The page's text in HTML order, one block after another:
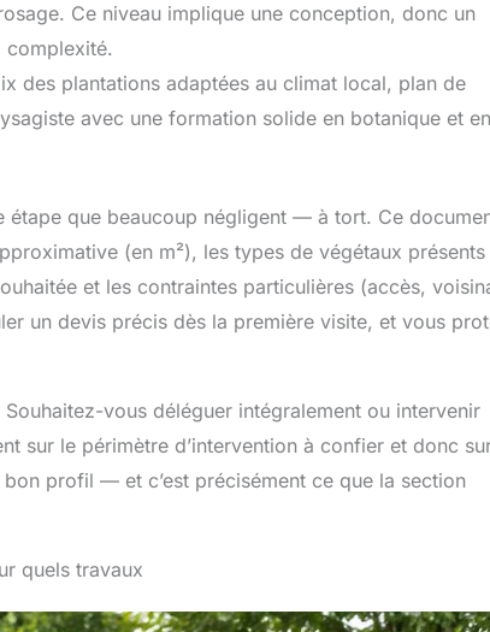
Ce niveau implique une conception, donc un
complexité.
des plantations adaptées au climat local, plan de
avec une formation solide en botanique et en
que beaucoup négligent — à tort. Ce
(en m²), les types de végétaux présents
et les contraintes particulières (accès,
un devis précis dès la première visite, et vous
vous déléguer intégralement ou intervenir
sur le périmètre d’intervention à confier et donc
profil — et c’est précisément ce que la section
quels travaux